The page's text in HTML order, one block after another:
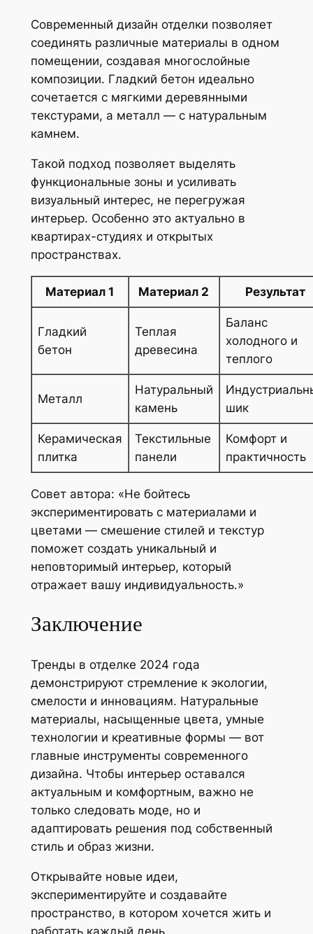
Современный дизайн отделки позволяет
соединять различные материалы в одном
помещении, создавая многослойные
композиции. Гладкий бетон идеально
сочетается с мягкими деревянными
текстурами, а металл — с натуральным
камнем.
Такой подход позволяет выделять
функциональные зоны и усиливать
визуальный интерес, не перегружая
интерьер. Особенно это актуально в
квартирах-студиях и открытых
пространствах.
Материал 1 Материал 2 Результат
Гладкий
бетон
Теплая
древесина
Баланс
холодного и
теплого
Металл
Натуральный
камень
шик
Керамическая
плитка
Текстильные
панели
Комфорт и
практичность
Совет автора: «Не бойтесь
экспериментировать с материалами и
цветами — смешение стилей и текстур
поможет создать уникальный и
неповторимый интерьер, который
отражает вашу индивидуальность.»
Заключение
Тренды в отделке 2024 года
демонстрируют стремление к экологии,
смелости и инновациям. Натуральные
материалы, насыщенные цвета, умные
технологии и креативные формы — вот
главные инструменты современного
дизайна. Чтобы интерьер оставался
актуальным и комфортным, важно не
только следовать моде, но и
адаптировать решения под собственный
стиль и образ жизни.
Открывайте новые идеи,
экспериментируйте и создавайте
пространство, в котором хочется жить и
работать каждый день.